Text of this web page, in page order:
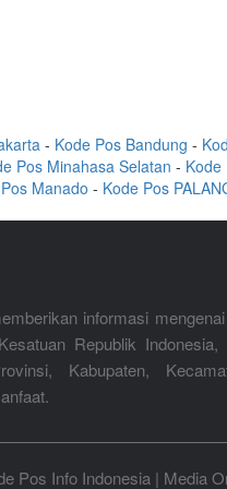
- Kode Pos Bandung -
Pos Minahasa Selatan - Kode
Manado - Kode Pos
informasi
Republik
Kabupaten,
Pos Info Indonesia | Media